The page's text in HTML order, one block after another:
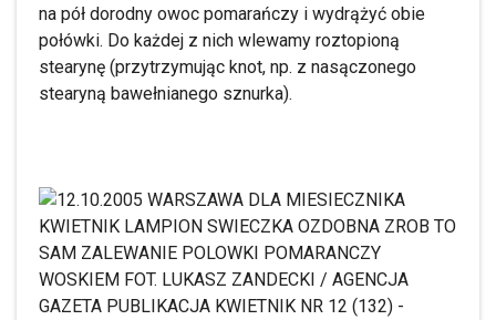
na pół dorodny owoc pomarańczy i wydrążyć obie
połówki. Do każdej z nich wlewamy roztopioną
stearynę (przytrzymując knot, np. z nasączonego
stearyną bawełnianego sznurka).